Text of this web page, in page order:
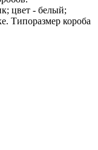
цвет - белый;
Типоразмер короба